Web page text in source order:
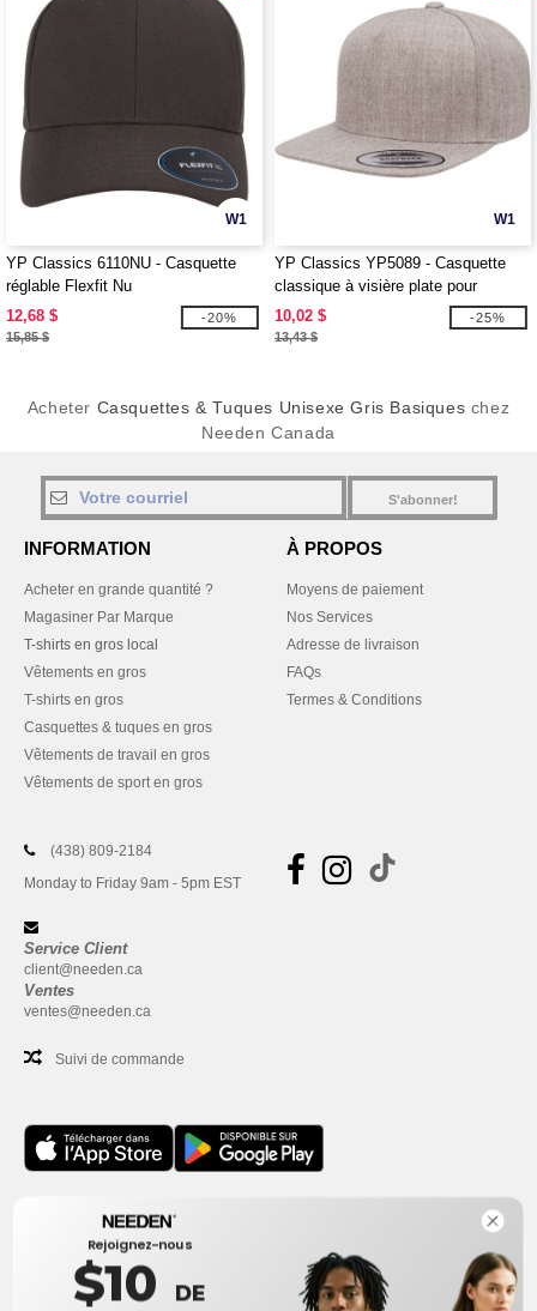
W1
YP Classics 6110NU - Casquette
réglable Flexfit Nu
12,68 $
15,85 $
-20%
W1
YP Classics YP5089 - Casquette
classique à visière plate pour
adultes
10,02 $
13,43 $
-25%
Acheter Casquettes & Tuques Unisexe Gris Basiques chez
Needen Canada
S'abonner!
INFORMATION
Acheter en grande quantité ?
Magasiner Par Marque
T-shirts en gros local
Vêtements en gros
T-shirts en gros
Casquettes & tuques en gros
Vêtements de travail en gros
Vêtements de sport en gros
À PROPOS
Moyens de paiement
Nos Services
Adresse de livraison
FAQs
Termes & Conditions
(438) 809-2184
Monday to Friday 9am - 5pm EST
Service Client
client@needen.ca
Ventes
ventes@needen.ca
Suivi de commande
Bureau
One Dundas Street West Suite 2500
Toronto, Ontario, M5G 1Z3
Ceci n'est PAS l'adresse de retour. Pour les retours, voir ici
Rejoignez-nous
$10 DE